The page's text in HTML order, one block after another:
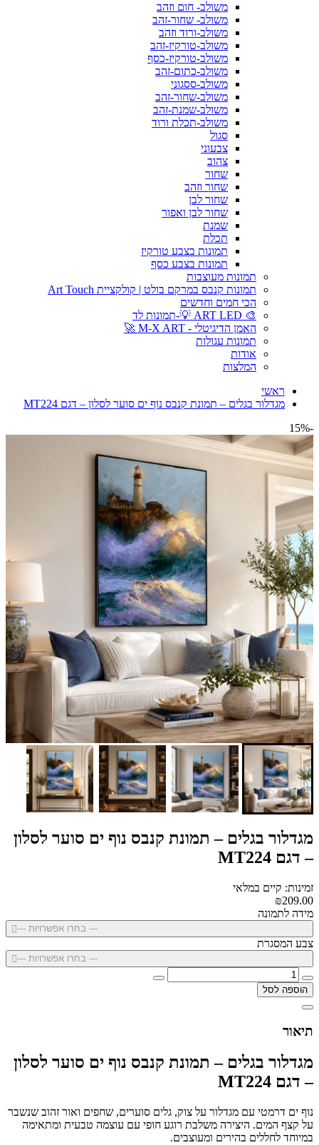
משולב- חום וזהב
משולב- שחור-זהב
משולב-ורוד וזהב
משולב-טורקיז-זהב
משולב-טורקיז-כסף
משולב-כתום-זהב
משולב-ססגוני
משולב-שחור-זהב
משולב-שמנת-זהב
משולב-תכלת ורוד
סגול
צבעוני
צהוב
שחור
שחור וזהב
שחור לבן
שחור לבן ואפור
שמנת
תכלת
תמונות בצבע טורקיז
תמונות בצבע כסף
תמונות מעוצבות
תמונות קנבס במרקם בולט | קולקציית Art Touch
הכי חמים וחדשים
🎨 ART LED 💡-תמונות לד
האמן הדיגיטלי - M-X ART 🚀
תמונות עגולות
אודות
המלצות
ראשי
מגדלור בגלים – תמונת קנבס נוף ים סוער לסלון – דגם MT224
-15%
מגדלור בגלים – תמונת קנבס נוף ים סוער לסלון
– דגם MT224
זמינות: קיים במלאי
₪209.00
מידה לתמונה
--- בחרו אפשרויות ---
צבע המסגרת
--- בחרו אפשרויות ---
הוספה לסל
תיאור
מגדלור בגלים – תמונת קנבס נוף ים סוער לסלון
– דגם MT224
נוף ים דרמטי עם מגדלור על צוק, גלים סוערים, שחפים ואור זהוב שנשבר
על קצף המים. היצירה משלבת רוגע חופי עם עוצמה טבעית ומתאימה
במיוחד לחללים בהירים ומעוצבים.